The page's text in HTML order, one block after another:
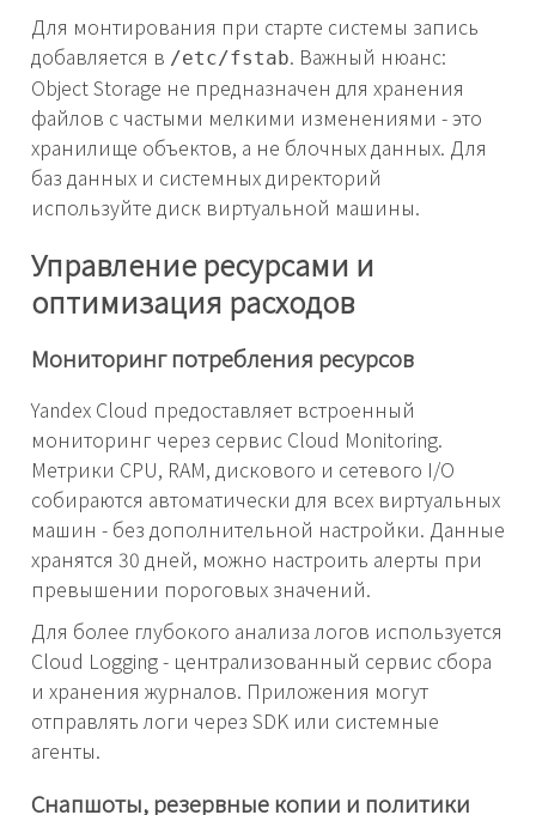
Для монтирования при старте системы запись
добавляется в /etc/fstab. Важный нюанс:
Object Storage не предназначен для хранения
файлов с частыми мелкими изменениями - это
хранилище объектов, а не блочных данных. Для
баз данных и системных директорий
используйте диск виртуальной машины.
Управление ресурсами и
оптимизация расходов
Мониторинг потребления ресурсов
Yandex Cloud предоставляет встроенный
мониторинг через сервис Cloud Monitoring.
Метрики CPU, RAM, дискового и сетевого I/O
собираются автоматически для всех виртуальных
машин - без дополнительной настройки. Данные
хранятся 30 дней, можно настроить алерты при
превышении пороговых значений.
Для более глубокого анализа логов используется
Cloud Logging - централизованный сервис сбора
и хранения журналов. Приложения могут
отправлять логи через SDK или системные
агенты.
Снапшоты, резервные копии и политики